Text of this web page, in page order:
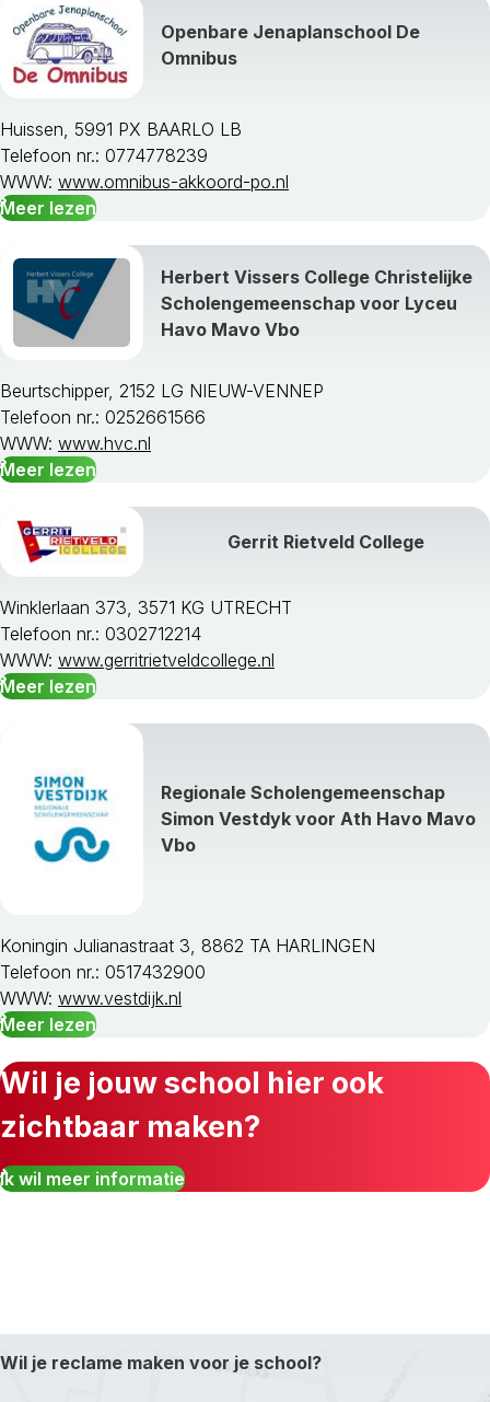
Openbare Jenaplanschool De
Omnibus
Huissen, 5991 PX BAARLO LB
Telefoon nr.: 0774778239
WWW: www.omnibus-akkoord-po.nl
Meer lezen
Herbert Vissers College Christelijke
Scholengemeenschap voor Lyceu
Havo Mavo Vbo
Beurtschipper, 2152 LG NIEUW-VENNEP
Telefoon nr.: 0252661566
WWW: www.hvc.nl
Meer lezen
Gerrit Rietveld College
Winklerlaan 373, 3571 KG UTRECHT
Telefoon nr.: 0302712214
WWW: www.gerritrietveldcollege.nl
Meer lezen
Regionale Scholengemeenschap
Simon Vestdyk voor Ath Havo Mavo
Vbo
Koningin Julianastraat 3, 8862 TA HARLINGEN
Telefoon nr.: 0517432900
WWW: www.vestdijk.nl
Meer lezen
Wil je jouw school hier ook
zichtbaar maken?
Ik wil meer informatie
Wil je reclame maken voor je school?